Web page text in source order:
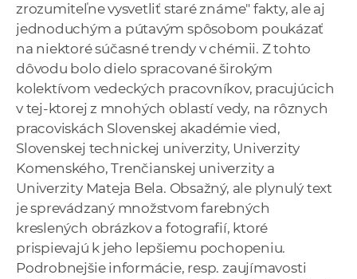
zrozumiteľne vysvetliť staré známe" fakty, ale aj
jednoduchým a pútavým spôsobom poukázať
na niektoré súčasné trendy v chémii. Z tohto
dôvodu bolo dielo spracované širokým
kolektívom vedeckých pracovníkov, pracujúcich
v tej-ktorej z mnohých oblastí vedy, na rôznych
pracoviskách Slovenskej akadémie vied,
Slovenskej technickej univerzity, Univerzity
Komenského, Trenčianskej univerzity a
Univerzity Mateja Bela. Obsažný, ale plynulý text
je sprevádzaný množstvom farebných
kreslených obrázkov a fotografií, ktoré
prispievajú k jeho lepšiemu pochopeniu.
Podrobnejšie informácie, resp. zaujímavosti